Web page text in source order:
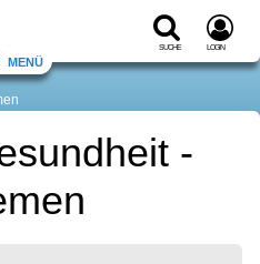
Suche Login
Menü
-